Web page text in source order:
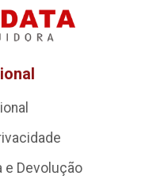
e Devolução